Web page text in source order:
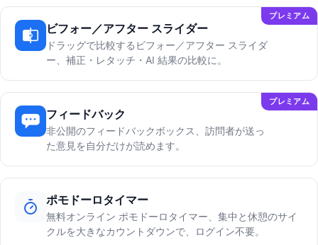
プレミアム
ビフォー／アフター スライダー
ドラッグで比較するビフォー／アフター スライダ
ー、補正・レタッチ・AI 結果の比較に。
プレミアム
フィードバック
非公開のフィードバックボックス、訪問者が送っ
た意見を自分だけが読めます。
ポモドーロタイマー
無料オンライン ポモドーロタイマー、集中と休憩のサイ
クルを大きなカウントダウンで、ログイン不要。